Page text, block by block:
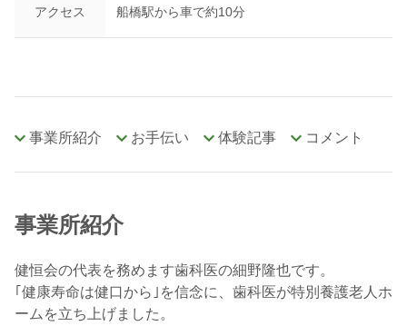
アクセス 船橋駅から車で約10分
事業所紹介 お手伝い 体験記事 コメント
事業所紹介
健恒会の代表を務めます歯科医の細野隆也です。
｢健康寿命は健口から｣を信念に、歯科医が特別養護老人ホ
ームを立ち上げました。